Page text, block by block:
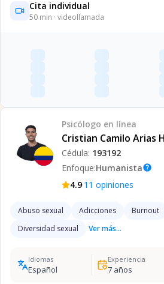
Cita individual
50 min · videollamada
Psicólogo en línea
Cristian Camilo Arias
Cédula: 193192
Enfoque:Humanistahelp
4.9·11 opiniones
Abuso sexual Adicciones Burnout
Diversidad sexual
Ver más...
Idiomas
Español
Experiencia
7años